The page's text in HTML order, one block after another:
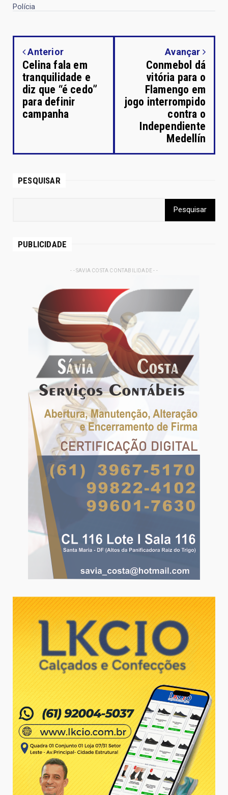
Polícia
Anterior
Celina fala em
tranquilidade e
diz que “é cedo”
para definir
campanha
Avançar
Conmebol dá
vitória para o
Flamengo em
jogo interrompido
contra o
Independiente
Medellín
PESQUISAR
PUBLICIDADE
- - SAVIA COSTA CONTABILIDADE - -